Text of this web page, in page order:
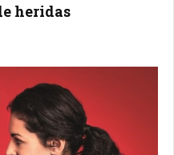
heridas